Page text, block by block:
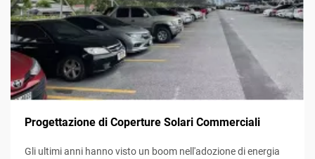
Progettazione di Coperture Solari Commerciali
Gli ultimi anni hanno visto un boom nell'adozione di energia